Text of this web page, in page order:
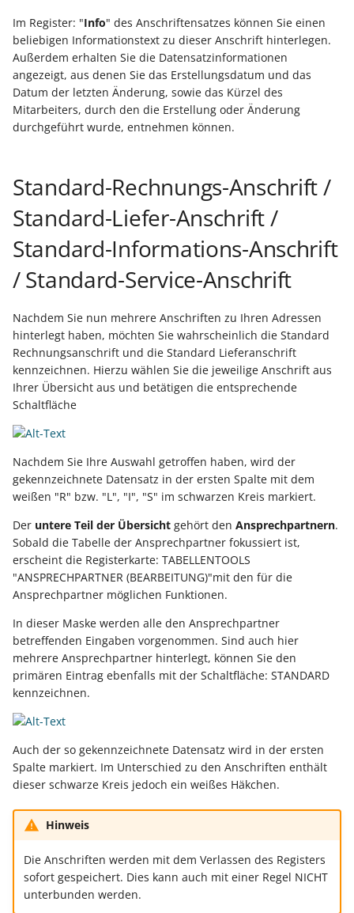
Im Register: "Info" des Anschriftensatzes können Sie einen
beliebigen Informationstext zu dieser Anschrift hinterlegen.
Außerdem erhalten Sie die Datensatzinformationen
angezeigt, aus denen Sie das Erstellungsdatum und das
Datum der letzten Änderung, sowie das Kürzel des
Mitarbeiters, durch den die Erstellung oder Änderung
durchgeführt wurde, entnehmen können.
Standard-Rechnungs-Anschrift /
Standard-Liefer-Anschrift /
Standard-Informations-Anschrift
/ Standard-Service-Anschrift
Nachdem Sie nun mehrere Anschriften zu Ihren Adressen
hinterlegt haben, möchten Sie wahrscheinlich die Standard
Rechnungsanschrift und die Standard Lieferanschrift
kennzeichnen. Hierzu wählen Sie die jeweilige Anschrift aus
Ihrer Übersicht aus und betätigen die entsprechende
Schaltfläche
Nachdem Sie Ihre Auswahl getroffen haben, wird der
gekennzeichnete Datensatz in der ersten Spalte mit dem
weißen "R" bzw. "L", "I", "S" im schwarzen Kreis markiert.
Der untere Teil der Übersicht gehört den Ansprechpartnern.
Sobald die Tabelle der Ansprechpartner fokussiert ist,
erscheint die Registerkarte: TABELLENTOOLS
"ANSPRECHPARTNER (BEARBEITUNG)"mit den für die
Ansprechpartner möglichen Funktionen.
In dieser Maske werden alle den Ansprechpartner
betreffenden Eingaben vorgenommen. Sind auch hier
mehrere Ansprechpartner hinterlegt, können Sie den
primären Eintrag ebenfalls mit der Schaltfläche: STANDARD
kennzeichnen.
Auch der so gekennzeichnete Datensatz wird in der ersten
Spalte markiert. Im Unterschied zu den Anschriften enthält
dieser schwarze Kreis jedoch ein weißes Häkchen.
Hinweis
Die Anschriften werden mit dem Verlassen des Registers
sofort gespeichert. Dies kann auch mit einer Regel NICHT
unterbunden werden.
Detail-Ansichten
Übersichten: Drag & Drop -
Unterstützung für vCards
Bereinigungsassistent -
Datenerfassung vor dem
Programmstart
Export nach Ablauf der
Mietversion
Sofortnachricht bei
Tageswechsel
Warengruppensummen
der Positionserfassung
beim Wandeln
Aktionen
Prüfroutine für "Regeln
Positionen"
Regeln für
Beispiele für Regeln
Regeln für Plattformen
Arbeitsplatz (Logistik &
Versand)
Gestalten von
Kassenbelegen
Kassenprüfung TSE
Verschiedene
Auswertungen -